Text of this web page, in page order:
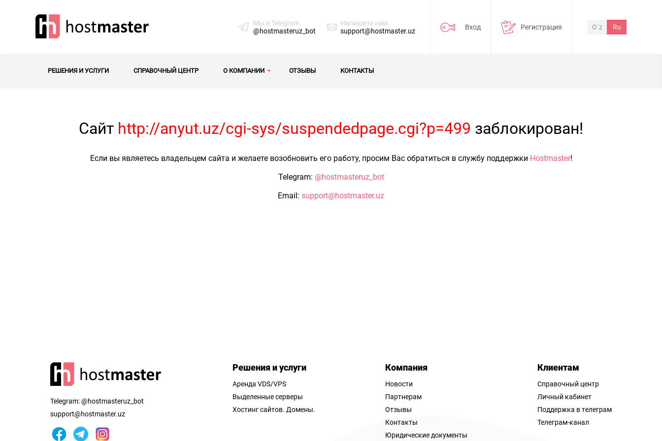
Мы в Telegram
@hostmasteruz_bot
Напишите нам
support@hostmaster.uz
Вход Регистрация O`z Ru
РЕШЕНИЯ И УСЛУГИ СПРАВОЧНЫЙ ЦЕНТР О КОМПАНИИ ОТЗЫВЫ КОНТАКТЫ
Сайт http://anyut.uz/cgi-sys/suspendedpage.cgi?p=499 заблокирован!
Если вы являетесь владельцем сайта и желаете возобновить его работу, просим Вас обратиться в службу поддержки Hostmaster!
Telegram: @hostmasteruz_bot
Email: support@hostmaster.uz
Telegram:@hostmasteruz_bot
support@hostmaster.uz
Решения и услуги
Аренда VDS/VPS
Выделенные серверы
Хостинг сайтов. Домены.
Компания
Новости
Партнерам
Отзывы
Контакты
Юридические документы
Клиентам
Справочный центр
Личный кабинет
Поддержка в телеграм
Телеграм-канал